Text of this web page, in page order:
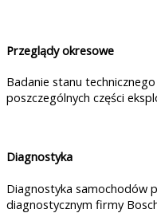
Przeglądy okresowe
Badanie stanu
poszczególnych części
Diagnostyka
Diagnostyka samochodów
diagnostycznym firmy